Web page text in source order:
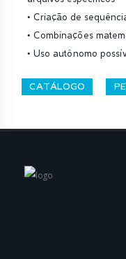
• Criação de
• Combinações
• Uso autônomo
CATÁLOGO